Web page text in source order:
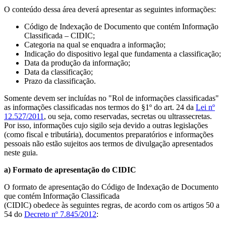
O conteúdo dessa área deverá apresentar as seguintes informações:
Código de Indexação de Documento que contém Informação
Classificada – CIDIC;
Categoria na qual se enquadra a informação;
Indicação do dispositivo legal que fundamenta a classificação;
Data da produção da informação;
Data da classificação;
Prazo da classificação.
Somente devem ser incluídas no "Rol de informações classificadas"
as informações classificadas nos termos do §1º do art. 24 da Lei nº
12.527/2011 , ou seja, como reservadas, secretas ou ultrassecretas.
Por isso, informações cujo sigilo seja devido a outras legislações
(como fiscal e tributária), documentos preparatórios e informações
pessoais não estão sujeitos aos termos de divulgação apresentados
neste guia.
a) Formato de apresentação do CIDIC
O formato de apresentação do Código de Indexação de Documento
que contém Informação Classificada
(CIDIC) obedece às seguintes regras, de acordo com os artigos 50 a
54 do Decreto nº 7.845/2012: